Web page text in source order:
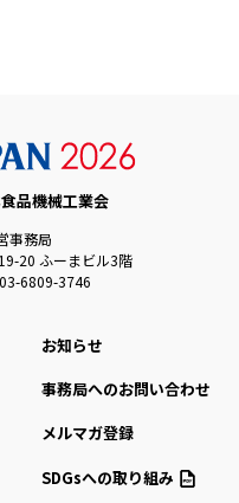
品機械工業会
事務局
20 ふーまビル3階
6809-3746
お知らせ
事務局へのお問い合わせ
メルマガ登録
SDGsへの取り組み